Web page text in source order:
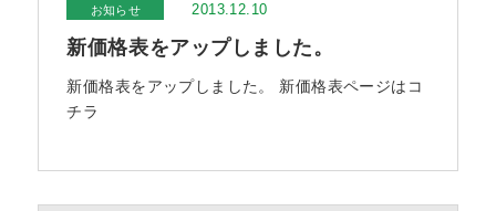
お知らせ 2013.12.10
新価格表をアップしました。
新価格表をアップしました。 新価格表ページはコ
チラ